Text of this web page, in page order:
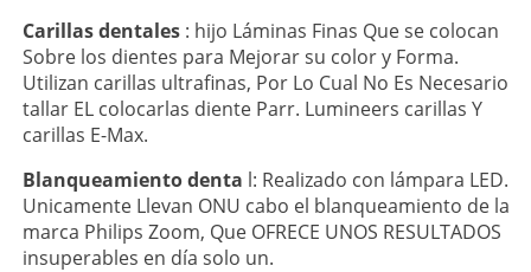
Carillas dentales: hijo Láminas Finas Que se colocan
Sobre los dientes para Mejorar su color y Forma.
Utilizan carillas ultrafinas, Por Lo Cual No Es Necesario
tallar EL colocarlas diente Parr. Lumineers carillas Y
carillas E-Max.
Blanqueamiento denta l: Realizado con lámpara LED.
Unicamente Llevan ONU cabo el blanqueamiento de la
marca Philips Zoom, Que OFRECE UNOS RESULTADOS
insuperables en día solo un.